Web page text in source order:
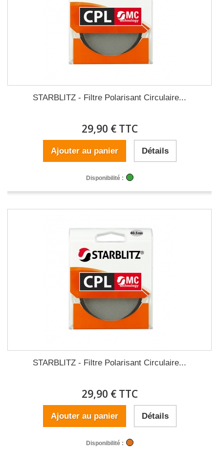
STARBLITZ - Filtre Polarisant Circulaire...
29,90 € TTC
Ajouter au panier Détails
Disponibilité :
STARBLITZ - Filtre Polarisant Circulaire...
29,90 € TTC
Ajouter au panier Détails
Disponibilité :